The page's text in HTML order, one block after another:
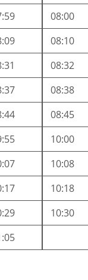
08:00
08:10
08:32
08:38
08:45
10:00
10:08
10:18
10:30